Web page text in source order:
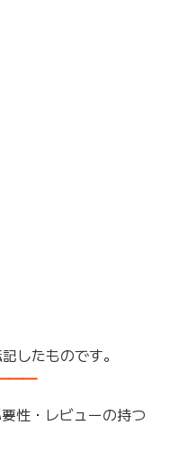
したものです。
性・レビューの持つ